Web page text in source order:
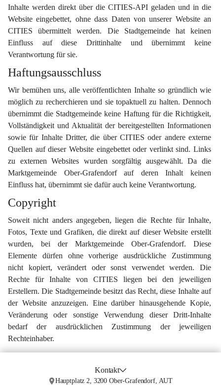
Inhalte werden direkt über die CITIES-API geladen und in die
Website eingebettet, ohne dass Daten von unserer Website an
CITIES übermittelt werden. Die Stadtgemeinde hat keinen
Einfluss auf diese Drittinhalte und übernimmt keine
Verantwortung für sie.
Haftungsausschluss
Wir bemühen uns, alle veröffentlichten Inhalte so gründlich wie
möglich zu recherchieren und sie topaktuell zu halten. Dennoch
übernimmt die Stadtgemeinde keine Haftung für die Richtigkeit,
Vollständigkeit und Aktualität der bereitgestellten Informationen
sowie für Inhalte Dritter, die über CITIES oder andere externe
Quellen auf dieser Website eingebettet oder verlinkt sind. Links
zu externen Websites wurden sorgfältig ausgewählt. Da die
Marktgemeinde Ober-Grafendorf auf deren Inhalt keinen
Einfluss hat, übernimmt sie dafür auch keine Verantwortung.
Copyright
Soweit nicht anders angegeben, liegen die Rechte für Inhalte,
Fotos, Texte und Grafiken, die direkt auf dieser Website erstellt
wurden, bei der Marktgemeinde Ober-Grafendorf. Diese
Elemente dürfen ohne vorherige ausdrückliche Zustimmung
nicht kopiert, verändert oder sonst verwendet werden. Die
Rechte für Inhalte von CITIES liegen bei den jeweiligen
Erstellern. Die Stadtgemeinde besitzt das Recht, diese Inhalte auf
der Website anzuzeigen. Eine darüber hinausgehende Kopie,
Veränderung oder sonstige Verwendung dieser Dritt-Inhalte
bedarf der ausdrücklichen Zustimmung der jeweiligen
Rechteinhaber.
Kontakt
Hauptplatz 2, 3200 Ober-Grafendorf, AUT